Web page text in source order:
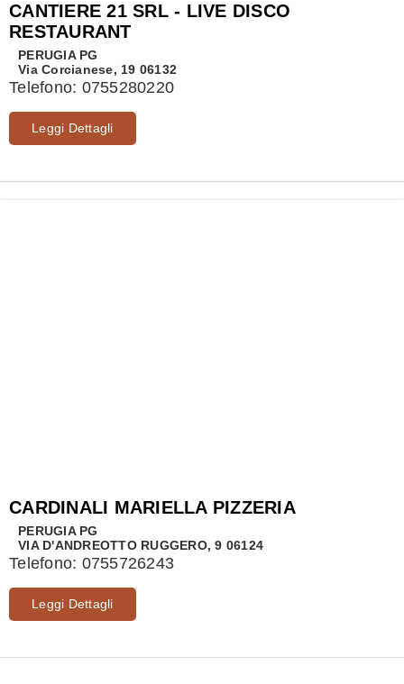
CANTIERE 21 SRL - LIVE DISCO
RESTAURANT
PERUGIA PG
Via Corcianese, 19 06132
Telefono: 0755280220
Leggi Dettagli
CARDINALI MARIELLA PIZZERIA
PERUGIA PG
VIA D'ANDREOTTO RUGGERO, 9 06124
Telefono: 0755726243
Leggi Dettagli